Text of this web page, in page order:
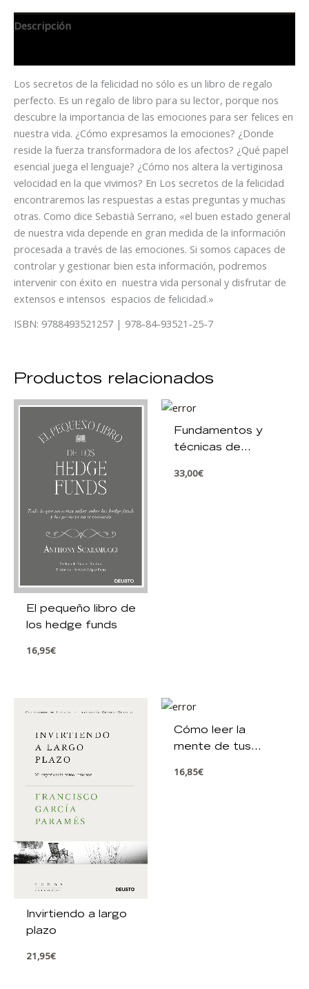
Descripción
Los secretos de la felicidad no sólo es un libro de regalo
perfecto. Es un regalo de libro para su lector, porque nos
descubre la importancia de las emociones para ser felices en
nuestra vida. ¿Cómo expresamos la emociones? ¿Donde
reside la fuerza transformadora de los afectos? ¿Qué papel
esencial juega el lenguaje? ¿Cómo nos altera la vertiginosa
velocidad en la que vivimos? En Los secretos de la felicidad
encontraremos las respuestas a estas preguntas y muchas
otras. Como dice Sebastià Serrano, «el buen estado general
de nuestra vida depende en gran medida de la información
procesada a través de las emociones. Si somos capaces de
controlar y gestionar bien esta información, podremos
intervenir con éxito en nuestra vida personal y disfrutar de
extensos e intensos espacios de felicidad.»
ISBN: 9788493521257 | 978-84-93521-25-7
Productos relacionados
El pequeño libro de
los hedge funds
16,95€
Fundamentos y
técnicas de
comercial
33,00€
Invirtiendo a largo
plazo
21,95€
Cómo leer la
mente de tus
16,85€